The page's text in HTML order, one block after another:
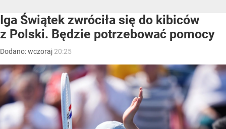
Iga Świątek zwróciła się do kibiców
z Polski. Będzie potrzebować pomocy
Dodano:wczoraj 20:25